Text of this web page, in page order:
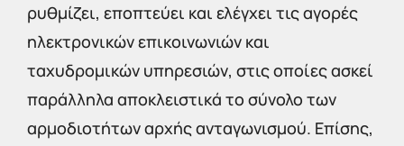
ρυθμίζει, εποπτεύει και ελέγχει τις αγορές
ηλεκτρονικών επικοινωνιών και
ταχυδρομικών υπηρεσιών, στις οποίες ασκεί
παράλληλα αποκλειστικά το σύνολο των
αρμοδιοτήτων αρχής ανταγωνισμού. Επίσης,